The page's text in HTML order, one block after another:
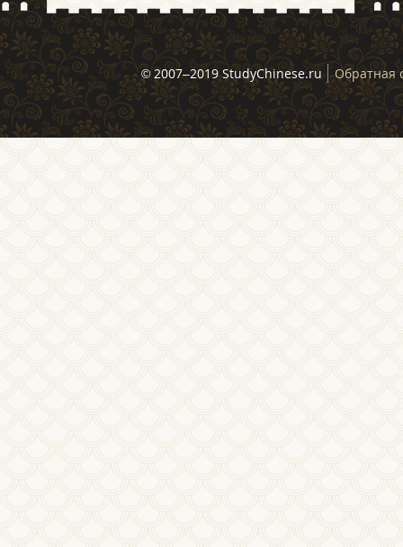
© 2007–2019 StudyChinese.ru Обратная